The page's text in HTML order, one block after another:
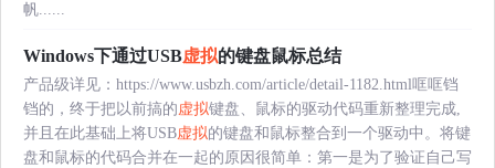
帆......
Windows下通过USB虚拟的键盘鼠标总结
产品级详见：https://www.usbzh.com/article/detail-1182.html哐哐铛
铛的，终于把以前搞的虚拟键盘、鼠标的驱动代码重新整理完成,
并且在此基础上将USB虚拟的键盘和鼠标整合到一个驱动中。将键
盘和鼠标的代码合并在一起的原因很简单：第一是为了验证自己写